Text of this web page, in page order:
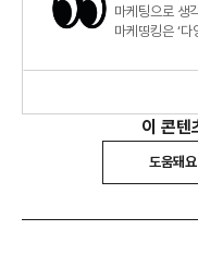
마케팅으로 생
마케띵킹은 ‘다
이 콘텐
도움돼요